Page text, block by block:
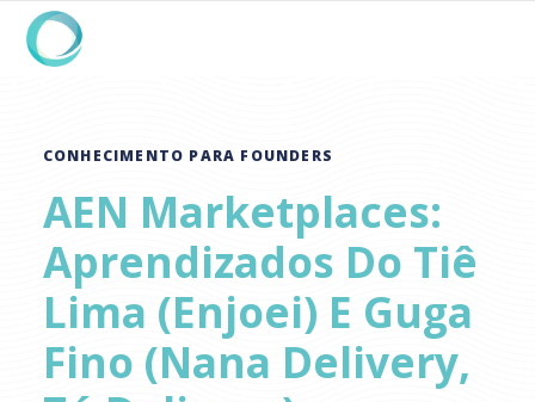
CONHECIMENTO PARA FOUNDERS
AEN Marketplaces:
Aprendizados Do Tiê
Lima (Enjoei) E Guga
Fino (Nana Delivery,